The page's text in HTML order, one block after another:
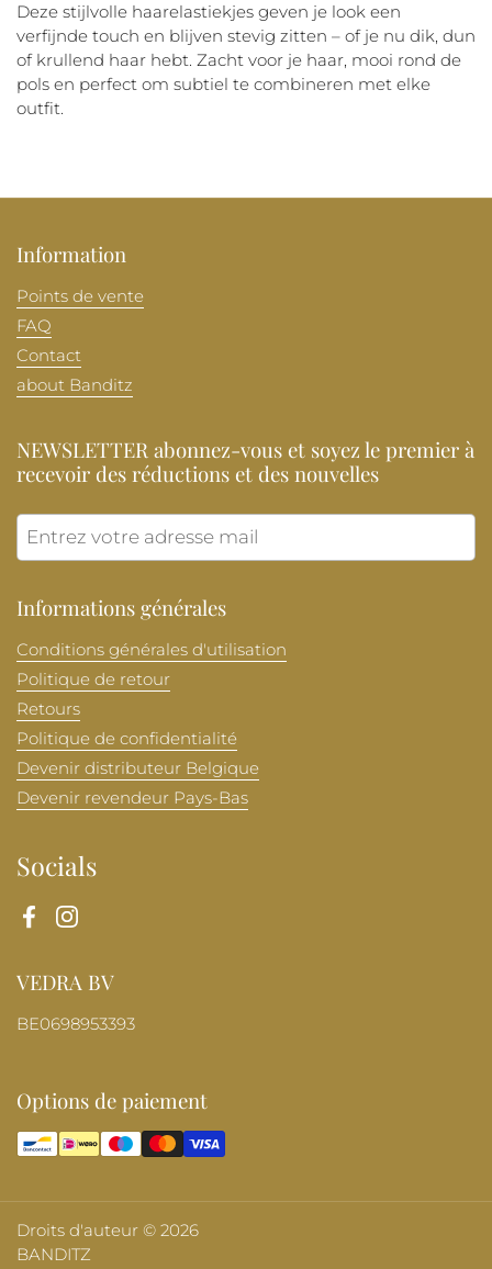
Deze stijlvolle haarelastiekjes geven je look een
verfijnde touch en blijven stevig zitten – of je nu dik, dun
of krullend haar hebt. Zacht voor je haar, mooi rond de
pols en perfect om subtiel te combineren met elke
outfit.
Information
Points de vente
FAQ
Contact
about Banditz
NEWSLETTER abonnez-vous et soyez le premier à
recevoir des réductions et des nouvelles
Informations générales
Conditions générales d'utilisation
Politique de retour
Retours
Politique de confidentialité
Devenir distributeur Belgique
Devenir revendeur Pays-Bas
Socials
FacebookInstagram
VEDRA BV
BE0698953393
Options de paiement
Droits d'auteur © 2026
BANDITZ